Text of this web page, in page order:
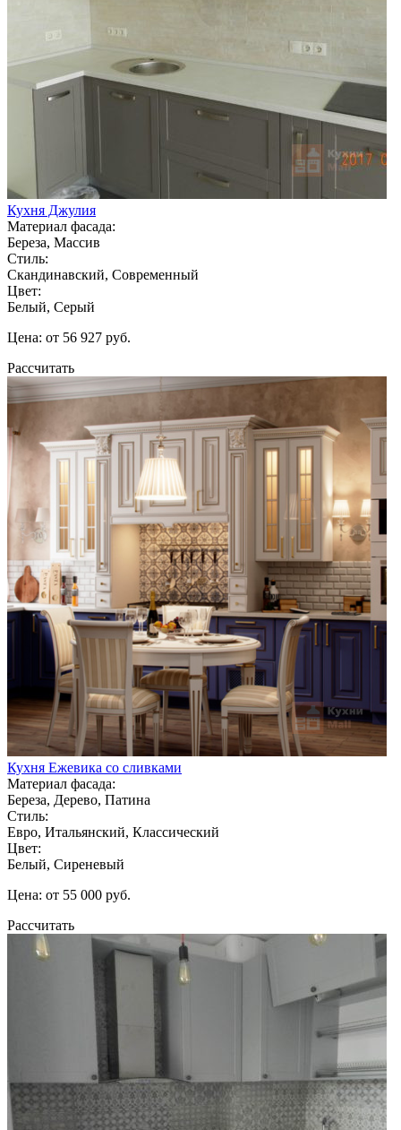
Кухня Джулия
Материал фасада:
Береза, Массив
Стиль:
Скандинавский, Современный
Цвет:
Белый, Серый
Цена: от 56 927 руб.
Рассчитать
Кухня Ежевика со сливками
Материал фасада:
Береза, Дерево, Патина
Стиль:
Евро, Итальянский, Классический
Цвет:
Белый, Сиреневый
Цена: от 55 000 руб.
Рассчитать